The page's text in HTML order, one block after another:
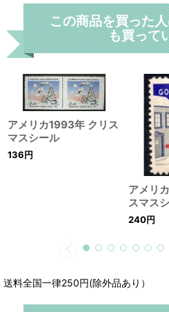
この商品を買った
も買って
アメリカ1993年 クリス
マスシール
136円
アメリ
スマス
240円
送料全国一律250円(除外品あり）